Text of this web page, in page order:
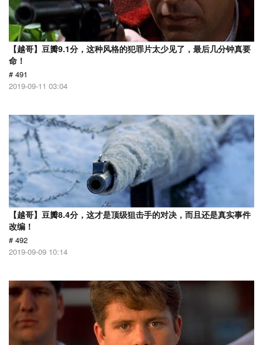
【越哥】豆瓣9.1分，这种风格的犯罪片太少见了，最后几分钟真要
命！
# 491
2019-09-11 03:04
【越哥】豆瓣8.4分，这才是顶级狙击手的对决，而且还是真实事件
改编！
# 492
2019-09-09 10:14